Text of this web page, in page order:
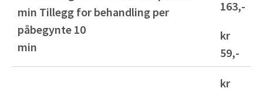
min Tillegg for behandling per
påbegynte 10
min
163,-
kr
59,-
kr